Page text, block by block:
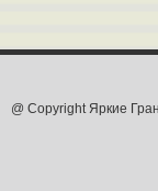
@ Copyright Яркие